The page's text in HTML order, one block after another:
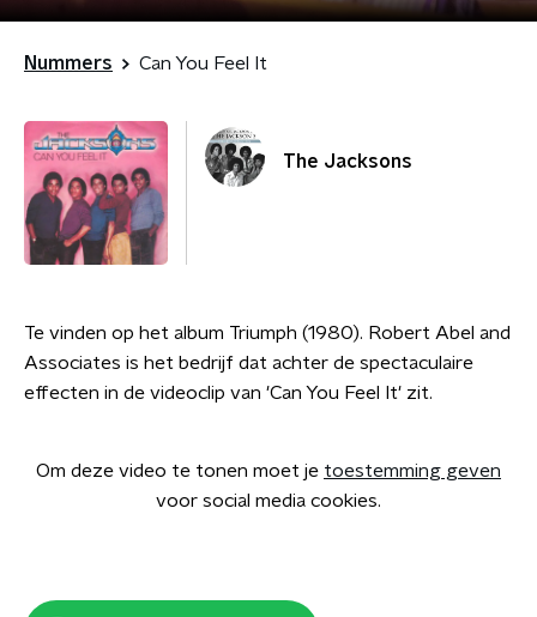
Nummers Can You Feel It
The Jacksons
Te vinden op het album Triumph (1980). Robert Abel and
Associates is het bedrijf dat achter de spectaculaire
effecten in de videoclip van 'Can You Feel It' zit.
Om deze video te tonen moet je toestemming geven
voor social media cookies.